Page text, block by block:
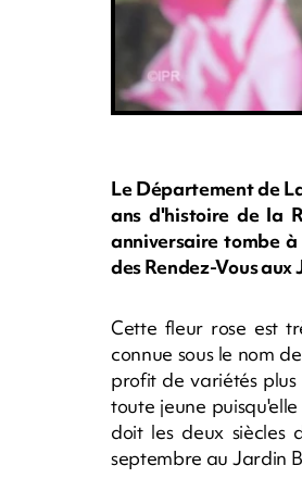
Le Département de
ans d'histoire de la
anniversaire tombe
des Rendez-Vous
Cette fleur rose est
connue sous le nom
profit de variétés
toute jeune
doit les deux
septembre au Jardin